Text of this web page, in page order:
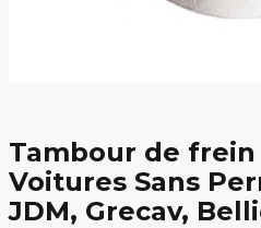
Tambour de
Voitures Sans
JDM, Grecav,